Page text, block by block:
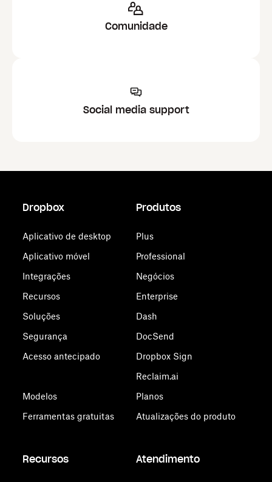
Comunidade
Social media support
Dropbox
Aplicativo de desktop
Aplicativo móvel
Integrações
Recursos
Soluções
Segurança
Acesso antecipado
Modelos
Ferramentas gratuitas
Produtos
Plus
Professional
Negócios
Enterprise
Dash
DocSend
Dropbox Sign
Reclaim.ai
Planos
Atualizações do produto
Recursos Atendimento